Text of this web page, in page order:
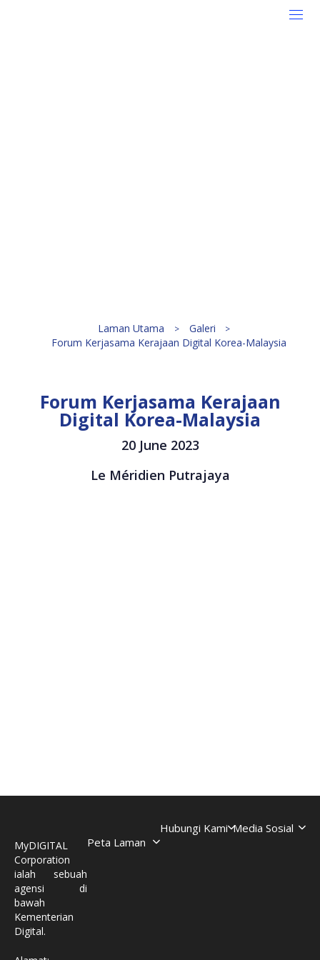
Laman Utama
Galeri
Forum Kerjasama Kerajaan Digital Korea-Malaysia
Forum Kerjasama Kerajaan
Digital Korea-Malaysia
20 June 2023
Le Méridien Putrajaya
MyDIGITAL
Corporation
ialah sebuah
agensi di
bawah
Kementerian
Digital.
Peta Laman
Hubungi Kami Media Sosial